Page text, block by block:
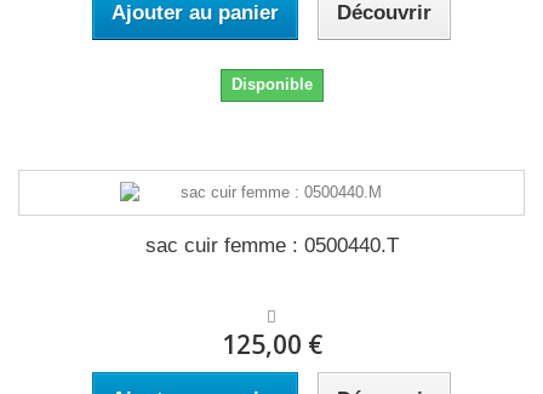
Ajouter au panier Découvrir
Disponible
sac cuir femme : 0500440.T
125,00 €